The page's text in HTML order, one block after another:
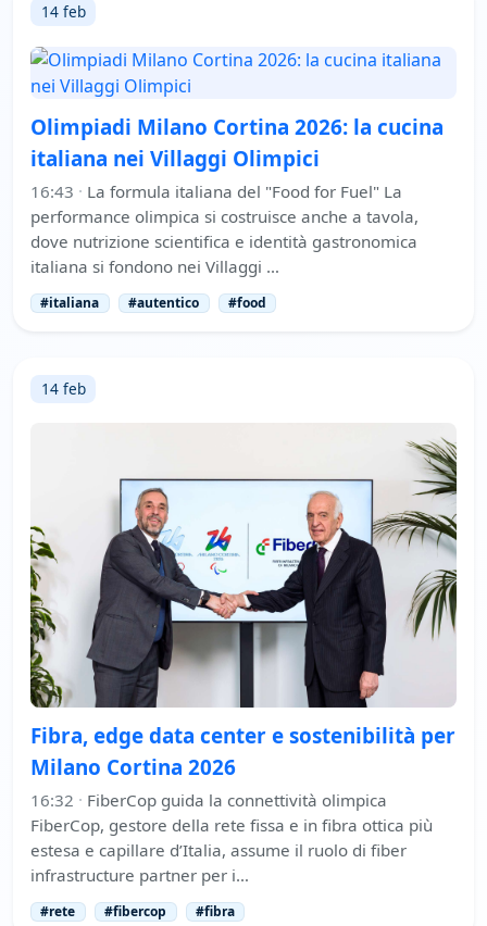
14 feb
Olimpiadi Milano Cortina 2026: la cucina
italiana nei Villaggi Olimpici
16:43 · La formula italiana del "Food for Fuel" La
performance olimpica si costruisce anche a tavola,
dove nutrizione scientifica e identità gastronomica
italiana si fondono nei Villaggi …
#italiana #autentico #food
14 feb
Fibra, edge data center e sostenibilità per
Milano Cortina 2026
16:32 · FiberCop guida la connettività olimpica
FiberCop, gestore della rete fissa e in fibra ottica più
estesa e capillare d’Italia, assume il ruolo di fiber
infrastructure partner per i…
#rete #fibercop #fibra